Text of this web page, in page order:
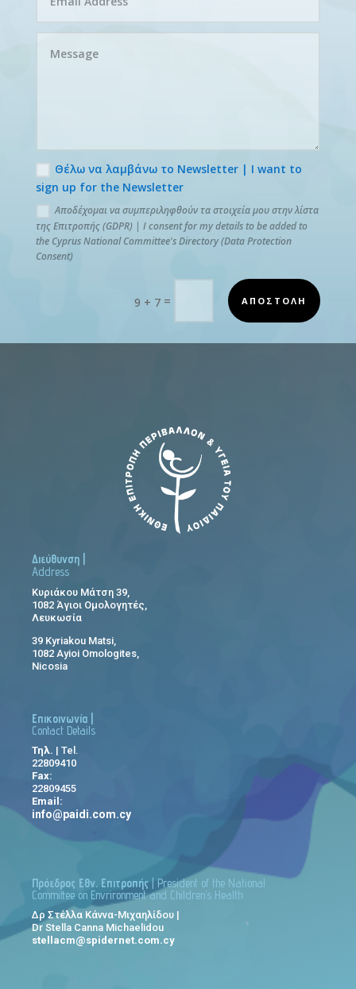
Θέλω να λαμβάνω το Newsletter | I want to
sign up for the Newsletter
Αποδέχομαι να συμπεριληφθούν τα στοιχεία μου στην λίστα
της Επιτροπής (GDPR) | I consent for my details to be added to
the Cyprus National Committee's Directory (Data Protection
Consent)
9 + 7 = ΑΠΟΣΤΟΛΗ
Διεύθυνση |
Address
Κυριάκου Μάτση 39,
1082 Άγιοι Ομολογητές,
Λευκωσία
39 Kyriakou Matsi,
1082 Ayioi Omologites,
Nicosia
Επικοινωνία |
Contact Details
Τηλ. | Tel.
22809410
Fax:
22809455
Email:
info@paidi.com.cy
Πρόεδρος Εθν. Επιτροπής | President of the National
Committee on Envrironment and Children’s Health:
Δρ Στέλλα Κάννα-Μιχαηλίδου |
Dr Stella Canna Michaelidou
stellacm@spidernet.com.cy